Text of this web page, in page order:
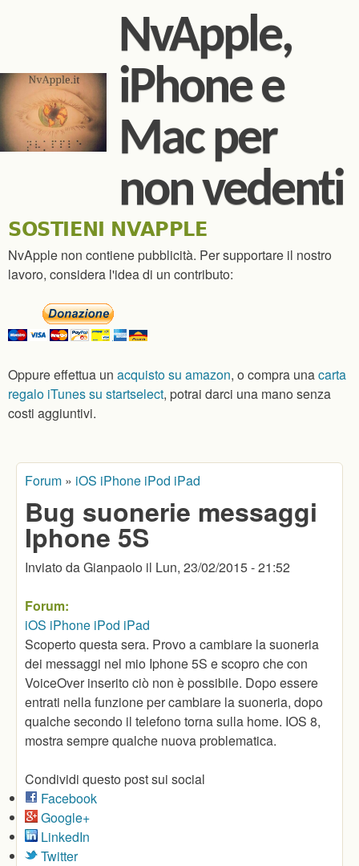
Salta al contenuto
principale
NvApple,
iPhone e
Mac per
non vedenti
SOSTIENI NVAPPLE
NvApple non contiene pubblicità. Per supportare il nostro
lavoro, considera l'idea di un contributo:
Oppure effettua un acquisto su amazon, o compra unacarta
regalo iTunes su startselect, potrai darci una mano senza
costi aggiuntivi.
Tu sei qui
Forum » iOS iPhone iPod iPad
Bug suonerie messaggi
Iphone 5S
Inviato daGianpaolo il Lun, 23/02/2015 - 21:52
Forum:
iOS iPhone iPod iPad
Scoperto questa sera. Provo a cambiare la suoneria
dei messaggi nel mio Iphone 5S e scopro che con
VoiceOver inserito ciò non è possibile. Dopo essere
entrati nella funzione per cambiare la suoneria, dopo
qualche secondo il telefono torna sulla home. IOS 8,
mostra sempre qualche nuova problematica.
Condividi questo post sui social
Facebook
Google+
LinkedIn
Twitter